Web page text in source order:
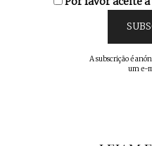
A subscrição é
um e-